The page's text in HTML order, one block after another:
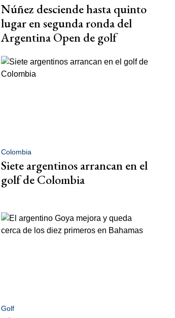
Núñez desciende hasta quinto
lugar en segunda ronda del
Argentina Open de golf
Colombia
Siete argentinos arrancan en el
golf de Colombia
Golf